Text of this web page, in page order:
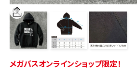
価格
メガバスオンラインショップ限定！